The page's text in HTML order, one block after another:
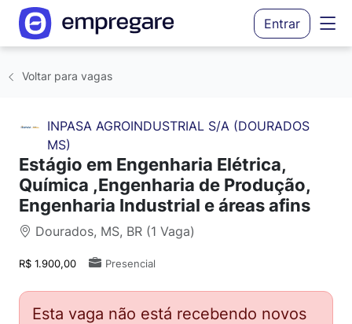
Entrar
Voltar para vagas
INPASA AGROINDUSTRIAL S/A (DOURADOS
MS)
Estágio em Engenharia Elétrica,
Química ,Engenharia de Produção,
Engenharia Industrial e áreas afins
Dourados, MS, BR (1 Vaga)
R$ 1.900,00 Presencial
Esta vaga não está recebendo novos